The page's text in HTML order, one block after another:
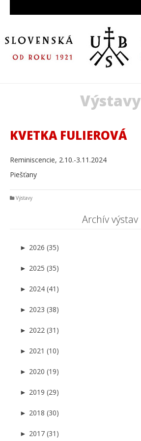
Výstavy
KVETKA FULIEROVÁ
Reminiscencie, 2.10.-3.11.2024
Piešťany
Výstavy
Archív výstav
► 2026 (35)
► 2025 (35)
► 2024 (41)
► 2023 (38)
► 2022 (31)
► 2021 (10)
► 2020 (19)
► 2019 (29)
► 2018 (30)
► 2017 (31)